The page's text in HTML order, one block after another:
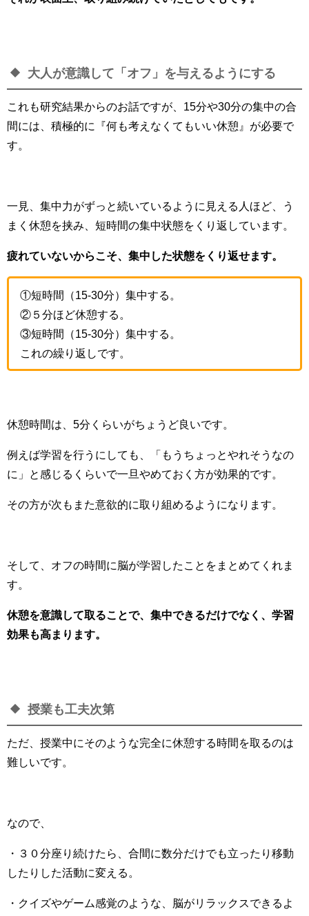
大人が意識して「オフ」を与えるようにする
これも研究結果からのお話ですが、 15分や30分の集中の合
間には、積極的に『何も考えなくてもいい休憩』が必要で
す。
一見、集中力がずっと続いているように見える人ほど、う
まく休憩を挟み、短時間の集中状態をくり返しています。
疲れていないからこそ、集中した状態をくり返せます。
①短時間（15-30分）集中する。
②５分ほど休憩する。
③短時間（15-30分）集中する。
これの繰り返しです。
休憩時間は、5分くらいがちょうど良いです。
例えば学習を行うにしても、「もうちょっとやれそうなの
に」と感じるくらいで一旦やめておく方が効果的です。
その方が次もまた意欲的に取り組めるようになります。
そして、オフの時間に脳が学習したことをまとめてくれま
す。
休憩を意識して取ることで、集中できるだけでなく、学習
効果も高まります。
授業も工夫次第
ただ、授業中にそのような完全に休憩する時間を取るのは
難しいです。
なので、
・３０分座り続けたら、合間に数分だけでも立ったり移動
したりした活動に変える。
・クイズやゲーム感覚のような、脳がリラックスできるよ